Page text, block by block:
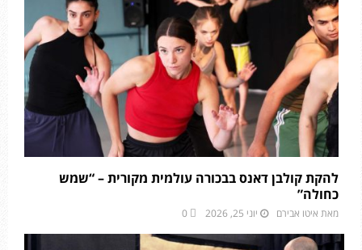
להקת קולבן דאנס בבכורה עולמית מקורית – “שמש
כחולה”
מאת איטו אבירם יוני 25, 2026 0